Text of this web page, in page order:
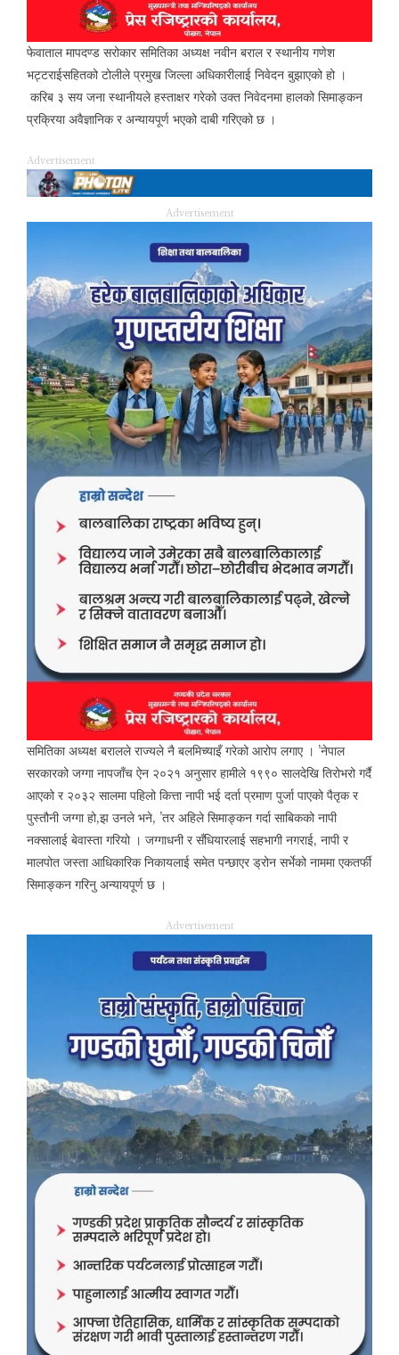
फेवाताल मापदण्ड सरोकार समितिका अध्यक्ष नवीन बराल र स्थानीय गणेश
भट्टराईसहितको टोलीले प्रमुख जिल्ला अधिकारीलाई निवेदन बुझाएको हो ।
करिब ३ सय जना स्थानीयले हस्ताक्षर गरेको उक्त निवेदनमा हालको सिमाङ्कन
प्रक्रिया अवैज्ञानिक र अन्यायपूर्ण भएको दाबी गरिएको छ ।
Advertisement
Advertisement
समितिका अध्यक्ष बरालले राज्यले नै बलमिच्याइँ गरेको आरोप लगाए । ’नेपाल
सरकारको जग्गा नापजाँच ऐन २०२१ अनुसार हामीले १९९० सालदेखि तिरोभरो गर्दै
आएको र २०३२ सालमा पहिलो कित्ता नापी भई दर्ता प्रमाण पुर्जा पाएको पैतृक र
पुस्तौनी जग्गा हो,झ उनले भने, ’तर अहिले सिमाङ्कन गर्दा साबिकको नापी
नक्सालाई बेवास्ता गरियो । जग्गाधनी र सँधियारलाई सहभागी नगराई, नापी र
मालपोत जस्ता आधिकारिक निकायलाई समेत पन्छाएर ड्रोन सर्भेको नाममा एकतर्फी
सिमाङ्कन गरिनु अन्यायपूर्ण छ ।
Advertisement